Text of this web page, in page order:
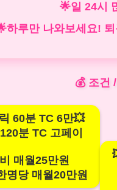
🌟일 24시
하루만 나와보세요!
💰 조건
60분 TC 6만💥
분 TC 고페이
매월25만원
명당 매월20만원